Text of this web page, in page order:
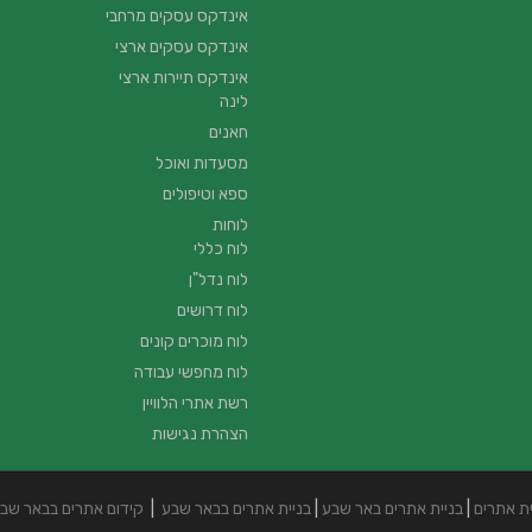
אינדקס עסקים מרחבי
אינדקס עסקים ארצי
אינדקס תיירות ארצי
לינה
חאנים
מסעדות ואוכל
ספא וטיפולים
לוחות
לוח כללי
לוח נדל"ן
לוח דרושים
לוח מוכרים קונים
לוח מחפשי עבודה
רשת אתרי הלוויין
הצהרת נגישות
אתרים בניית אתרים באר שבע בניית אתרים בבאר שבע קידום אתרים בבאר